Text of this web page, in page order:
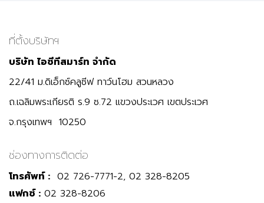
ที่ตั้งบริษัทฯ
บริษัท ไอซีทีสมาร์ท จำกัด
22/41 ม.ดิเอ็กซ์คลูซีฟ ทาว์นโฮม สวนหลวง
ถ.เฉลิมพระเกียรติ ร.9 ซ.72 แขวงประเวศ เขตประเวศ
จ.กรุงเทพฯ 10250
ช่องทางการติดต่อ
โทรศัพท์ : 02 726-7771-2, 02 328-8205
แฟกซ์ : 02 328-8206